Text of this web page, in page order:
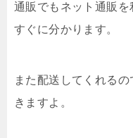
通販でもネット通販
すぐに分かります。
また配送してくれる
きますよ。